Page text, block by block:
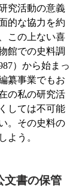
究活動の意義
的な協力を約
この上ない喜
館での史料調
）から始まっ
纂事業でもお
の私の研究活
しては不可能
。その史料の
よう。
書の保管